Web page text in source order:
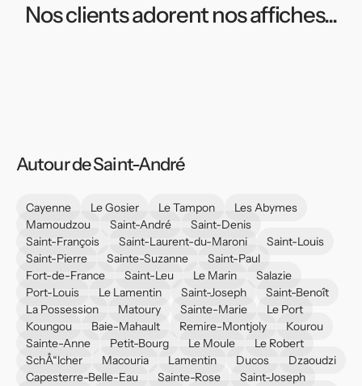
Nos clients adorent nos affiches...
Autour de Saint-André
Cayenne Le Gosier Le Tampon
Les Abymes
Mamoudzou
Saint-André
Saint-Denis
Saint-François
Saint-Laurent-du-Maroni
Saint-Louis
Saint-Pierre
Sainte-Suzanne
Saint-Paul
Fort-de-France
Saint-Leu Le Marin
Salazie
Port-Louis
Le Lamentin Saint-Joseph
Saint-Benoît
La Possession
Matoury Sainte-Marie
Le Port
Koungou
Baie-Mahault Remire-Montjoly
Kourou
Sainte-Anne
Petit-Bourg Le Moule
Le Robert
SchÅ“lcher
Macouria Lamentin Ducos
Dzaoudzi
Capesterre-Belle-Eau
Sainte-Rose
Saint-Joseph